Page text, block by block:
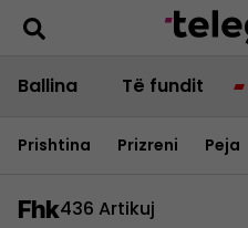
Ballina Të fundit
Prishtina Prizreni Peja
Fhk436 Artikuj